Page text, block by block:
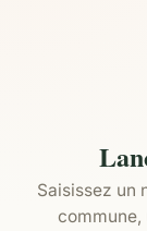
Saisissez un
commune,